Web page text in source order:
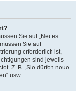
Sie auf „Neues
Sie auf
erforderlich ist,
sind jeweils
Z. B. „Sie dürfen neue
usw.